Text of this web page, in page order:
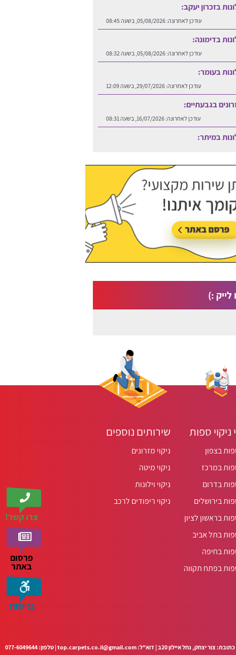
צרו קשר!
פרסום
באתר
נגישות
בזכרון יעקב:
עודכן לאחרונה:05/08/2026, בשעה 08:45
בדימונה:
עודכן לאחרונה:05/08/2026, בשעה 08:32
בעומר:
עודכן לאחרונה:29/07/2026, בשעה 12:09
בגבעתיים:
עודכן לאחרונה:16/07/2026, בשעה 08:31
במיתר:
לייק :)
ניקוי ספות
בצפון
במרכז
בדרום
בירושלים
בראשון לציון
בתל אביב
בחיפה
בפתח תקווה
שירותים נוספים
ניקוי מזרונים
ניקוי מיטה
ניקוי וילונות
ניקוי ריפודים לרכב